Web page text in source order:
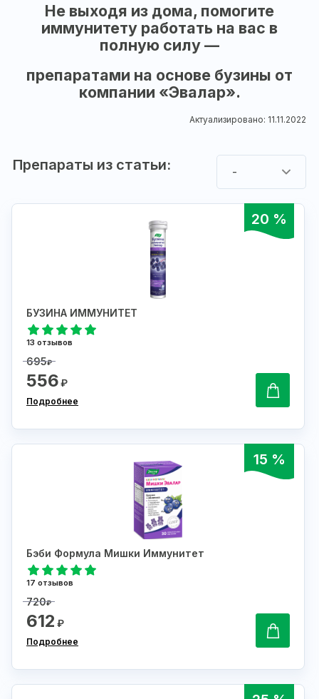
Не выходя из дома, помогите
иммунитету работать на вас в
полную силу —
препаратами на основе бузины от
компании «Эвалар».
Актуализировано: 11.11.2022
Препараты из статьи: -
20 %
БУЗИНА ИММУНИТЕТ
13 отзывов
695₽
556₽
Подробнее
15 %
Бэби Формула Мишки Иммунитет
17 отзывов
720₽
612 ₽
Подробнее